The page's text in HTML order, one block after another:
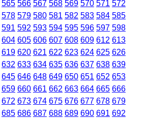
565 566 567 568 569 570 571 572
578 579 580 581 582 583 584 585
591 592 593 594 595 596 597 598
604 605 606 607 608 609 612 613
619 620 621 622 623 624 625 626
632 633 634 635 636 637 638 639
645 646 648 649 650 651 652 653
659 660 661 662 663 664 665 666
672 673 674 675 676 677 678 679
685 686 687 688 689 690 691 692